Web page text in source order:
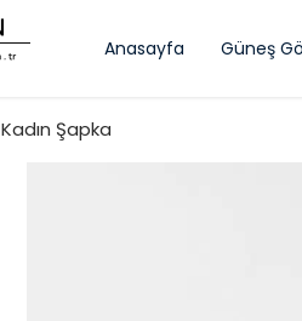
Anasayfa Güneş
Kadın Şapka